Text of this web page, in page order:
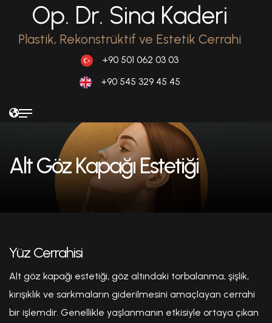
Op. Dr. Sina Kaderi
Plastik, Rekonstrüktif ve Estetik Cerrahi
+90 501 062 03 03
+90 545 329 45 45
Alt Göz Kapağı Estetiği
Yüz Cerrahisi
Alt göz kapağı estetiği, göz altındaki torbalanma, şişlik,
kırışıklık ve sarkmaların giderilmesini amaçlayan cerrahi
bir işlemdir. Genellikle yaşlanmanın etkisiyle ortaya çıkan